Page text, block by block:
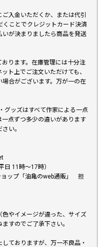
入金いただくか、または代引
くことでクレジットカード決済
が決まりましたら商品を発送
ります。在庫管理には十分注
ト上でご注文いただけても、
合がございます。万が一の在
グッズはすべて作家による一点
点ずつ多少の違いがあります
い。
日 11時〜17時）
ョップ「油亀のweb通販」 担
やイメージが違った、サイズ
すのでご了承下さい。
ておりますが、万一不良品・